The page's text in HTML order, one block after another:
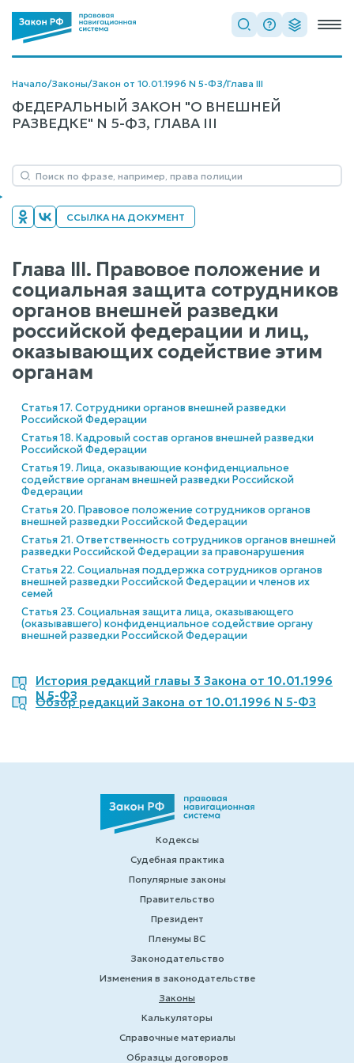
Начало/Законы/Закон от 10.01.1996 N 5-ФЗ/Глава III
ФЕДЕРАЛЬНЫЙ ЗАКОН "О ВНЕШНЕЙ
РАЗВЕДКЕ" N 5-ФЗ, ГЛАВА III
ССЫЛКА НА ДОКУМЕНТ
Глава III. Правовое положение и
социальная защита сотрудников
органов внешней разведки
российской федерации и лиц,
оказывающих содействие этим
органам
Статья 17. Сотрудники органов внешней разведки
Российской Федерации
Статья 18. Кадровый состав органов внешней разведки
Российской Федерации
Статья 19. Лица, оказывающие конфиденциальное
содействие органам внешней разведки Российской
Федерации
Статья 20. Правовое положение сотрудников органов
внешней разведки Российской Федерации
Статья 21. Ответственность сотрудников органов внешней
разведки Российской Федерации за правонарушения
Статья 22. Социальная поддержка сотрудников органов
внешней разведки Российской Федерации и членов их
семей
Статья 23. Социальная защита лица, оказывающего
(оказывавшего) конфиденциальное содействие органу
внешней разведки Российской Федерации
История редакций главы 3 Закона от 10.01.1996
N 5-ФЗ
Обзор редакций Закона от 10.01.1996 N 5-ФЗ
Кодексы
Судебная практика
Популярные законы
Правительство
Президент
Пленумы ВС
Законодательство
Изменения в законодательстве
Законы
Калькуляторы
Справочные материалы
Образцы договоров